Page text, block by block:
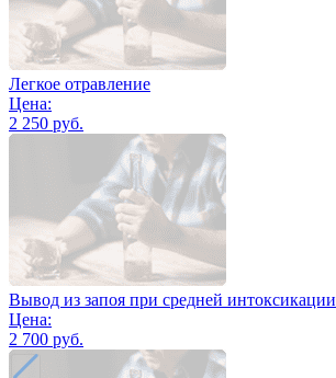
Легкое отравление
Цена:
2 250 руб.
Вывод из запоя при средней интоксикации
Цена:
2 700 руб.